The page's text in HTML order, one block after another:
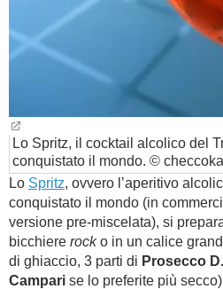
Lo Spritz, il cocktail alcolico del
conquistato il mondo. ©
Lo Spritz, ovvero l’aperitivo
conquistato il mondo (in
versione pre-miscelata), si
bicchiere rocko in un calice
di ghiaccio, 3 parti di Prosecco
Campari se lo preferite più